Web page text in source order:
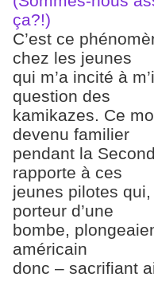
ça?!)
C’est ce
chez les jeunes
qui m’a incité à
question des
kamikazes. Ce
devenu familier
pendant la
rapporte à ces
jeunes pilotes
porteur d’une
bombe,
américain
donc – sacrifiant